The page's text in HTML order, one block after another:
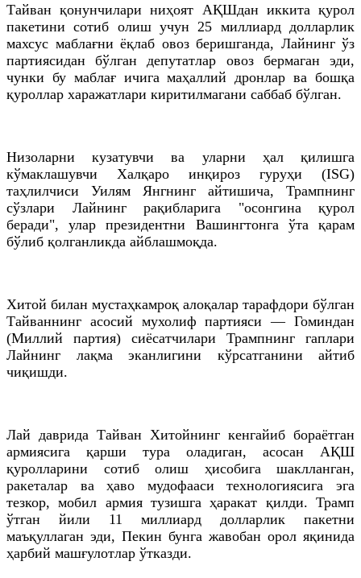
Тайван қонунчилари ниҳоят АҚШдан иккита қурол
пакетини сотиб олиш учун 25 миллиард долларлик
махсус маблағни ёқлаб овоз беришганда, Лайнинг ўз
партиясидан бўлган депутатлар овоз бермаган эди,
чунки бу маблағ ичига маҳаллий дронлар ва бошқа
қуроллар харажатлари киритилмагани саббаб бўлган.
Низоларни кузатувчи ва уларни ҳал қилишга
кўмаклашувчи Халқаро инқироз гуруҳи (ISG)
таҳлилчиси Уилям Янгнинг айтишича, Трампнинг
сўзлари Лайнинг рақибларига "осонгина қурол
беради", улар президентни Вашингтонга ўта қарам
бўлиб қолганликда айблашмоқда.
Хитой билан мустаҳкамроқ алоқалар тарафдори бўлган
Тайваннинг асосий мухолиф партияси — Гоминдан
(Миллий партия) сиёсатчилари Трампнинг гаплари
Лайнинг лақма эканлигини кўрсатганини айтиб
чиқишди.
Лай даврида Тайван Хитойнинг кенгайиб бораётган
армиясига қарши тура оладиган, асосан АҚШ
қуролларини сотиб олиш ҳисобига шаклланган,
ракеталар ва ҳаво мудофааси технологиясига эга
тезкор, мобил армия тузишга ҳаракат қилди. Трамп
ўтган йили 11 миллиард долларлик пакетни
маъқуллаган эди, Пекин бунга жавобан орол яқинида
ҳарбий машғулотлар ўтказди.